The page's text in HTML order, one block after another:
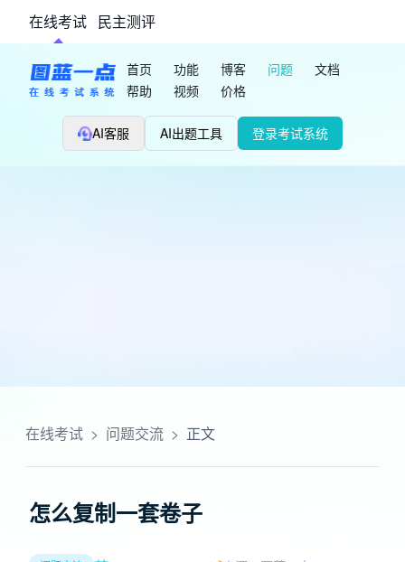
在线考试 民主测评
首页 功能 博客 问题
文档
帮助
视频 价格
AI客服 AI出题工具 登录考试系统
在线考试 > 问题交流 > 正文
怎么复制一套卷子